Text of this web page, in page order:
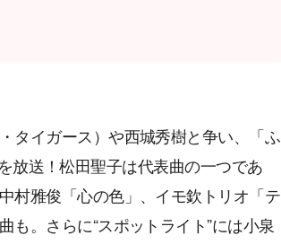
タイガース）や西城秀樹と争い、「ふ
放送！松田聖子は代表曲の一つであ
村雅俊「心の色」、イモ欽トリオ「テ
。さらに“スポットライト”には小泉